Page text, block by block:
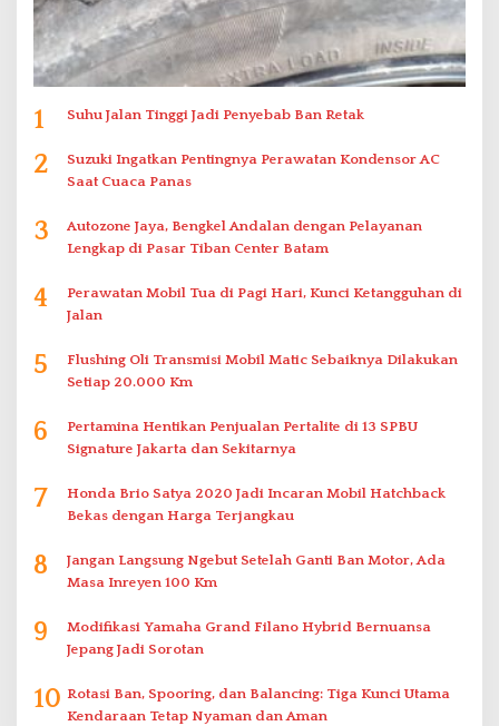
1 Suhu Jalan Tinggi Jadi Penyebab Ban Retak
2
Suzuki Ingatkan Pentingnya Perawatan Kondensor AC
Saat Cuaca Panas
3
Autozone Jaya, Bengkel Andalan dengan Pelayanan
Lengkap di Pasar Tiban Center Batam
4
Perawatan Mobil Tua di Pagi Hari, Kunci Ketangguhan di
Jalan
5
Flushing Oli Transmisi Mobil Matic Sebaiknya Dilakukan
Setiap 20.000 Km
6
Pertamina Hentikan Penjualan Pertalite di 13 SPBU
Signature Jakarta dan Sekitarnya
7
Honda Brio Satya 2020 Jadi Incaran Mobil Hatchback
Bekas dengan Harga Terjangkau
8
Jangan Langsung Ngebut Setelah Ganti Ban Motor, Ada
Masa Inreyen 100 Km
9
Modifikasi Yamaha Grand Filano Hybrid Bernuansa
Jepang Jadi Sorotan
10 Rotasi Ban, Spooring, dan Balancing: Tiga Kunci Utama
Kendaraan Tetap Nyaman dan Aman